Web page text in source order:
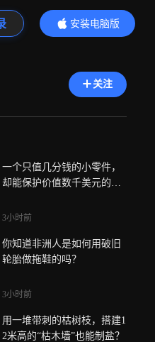
安装电脑版
内容更精彩
关注
一个只值几分钱的小零件，
却能保护价值数千美元的机
3小时前
你知道非洲人是如何用破旧
轮胎做拖鞋的吗？
3小时前
用一堆带刺的枯树枝，搭建1
2米高的“枯木墙”也能制盐？